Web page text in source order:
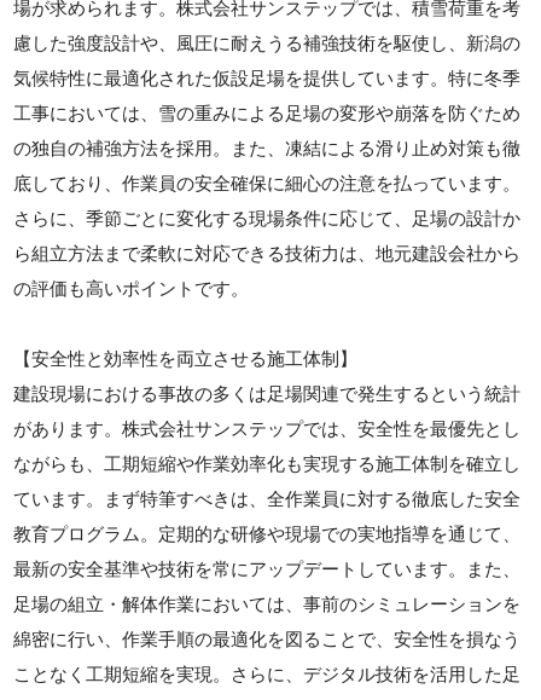
場が求められます。株式会社サンステップでは、積雪荷重を考
慮した強度設計や、風圧に耐えうる補強技術を駆使し、新潟の
気候特性に最適化された仮設足場を提供しています。特に冬季
工事においては、雪の重みによる足場の変形や崩落を防ぐため
の独自の補強方法を採用。また、凍結による滑り止め対策も徹
底しており、作業員の安全確保に細心の注意を払っています。
さらに、季節ごとに変化する現場条件に応じて、足場の設計か
ら組立方法まで柔軟に対応できる技術力は、地元建設会社から
の評価も高いポイントです。
【安全性と効率性を両立させる施工体制】
建設現場における事故の多くは足場関連で発生するという統計
があります。株式会社サンステップでは、安全性を最優先とし
ながらも、工期短縮や作業効率化も実現する施工体制を確立し
ています。まず特筆すべきは、全作業員に対する徹底した安全
教育プログラム。定期的な研修や現場での実地指導を通じて、
最新の安全基準や技術を常にアップデートしています。また、
足場の組立・解体作業においては、事前のシミュレーションを
綿密に行い、作業手順の最適化を図ることで、安全性を損なう
ことなく工期短縮を実現。さらに、デジタル技術を活用した足